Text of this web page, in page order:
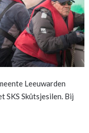
Leeuwarden
SKS Skûtsjesilen. Bij